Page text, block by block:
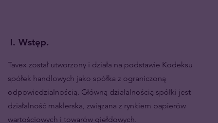
I. Wstęp.
Tavex został utworzony i działa na podstawie Kodeksu
spółek handlowych jako spółka z ograniczoną
odpowiedzialnością. Główną działalnością spółki jest
działalność maklerska, związana z rynkiem papierów
wartościowych i towarów giełdowych.